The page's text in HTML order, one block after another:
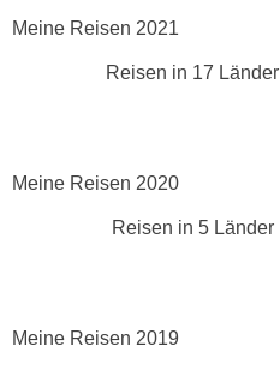
Meine Reisen 2021
Reisen in 17 Länder
Meine Reisen 2020
Reisen in 5 Länder
Meine Reisen 2019